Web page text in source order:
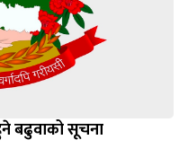
बढुवाको सूचना